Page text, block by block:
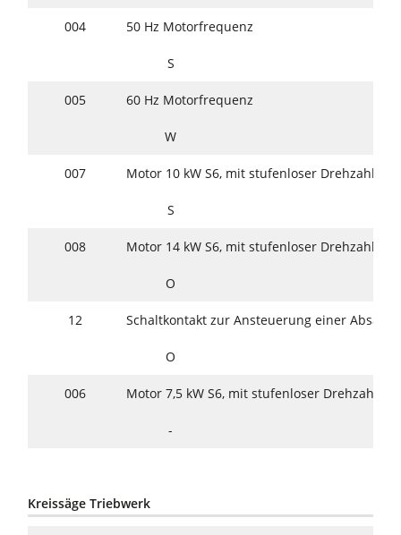
004 50 Hz Motorfrequenz
S
005 60 Hz Motorfrequenz
W
007 Motor 10 kW S6, mit stufenloser Drehzahl
S
008 Motor 14 kW S6, mit stufenloser Drehzahl
O
12 Schaltkontakt zur Ansteuerung einer
O
006 Motor 7,5 kW S6, mit stufenloser Drehzahl
-
Kreissäge Triebwerk